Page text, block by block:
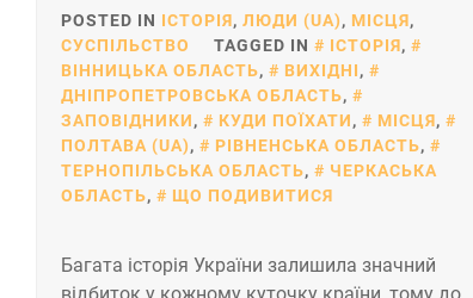
POSTED IN ІСТОРІЯ, ЛЮДИ (UA), МІСЦЯ,
СУСПІЛЬСТВО
TAGGED IN ІСТОРІЯ,
ВІННИЦЬКА ОБЛАСТЬ, ВИХІДНІ,
ДНІПРОПЕТРОВСЬКА ОБЛАСТЬ,
ЗАПОВІДНИКИ, КУДИ ПОЇХАТИ, МІСЦЯ,
ПОЛТАВА (UA), РІВНЕНСЬКА ОБЛАСТЬ,
ТЕРНОПІЛЬСЬКА ОБЛАСТЬ,
ЧЕРКАСЬКА
ОБЛАСТЬ, ЩО ПОДИВИТИСЯ
Багата історія України залишила значний